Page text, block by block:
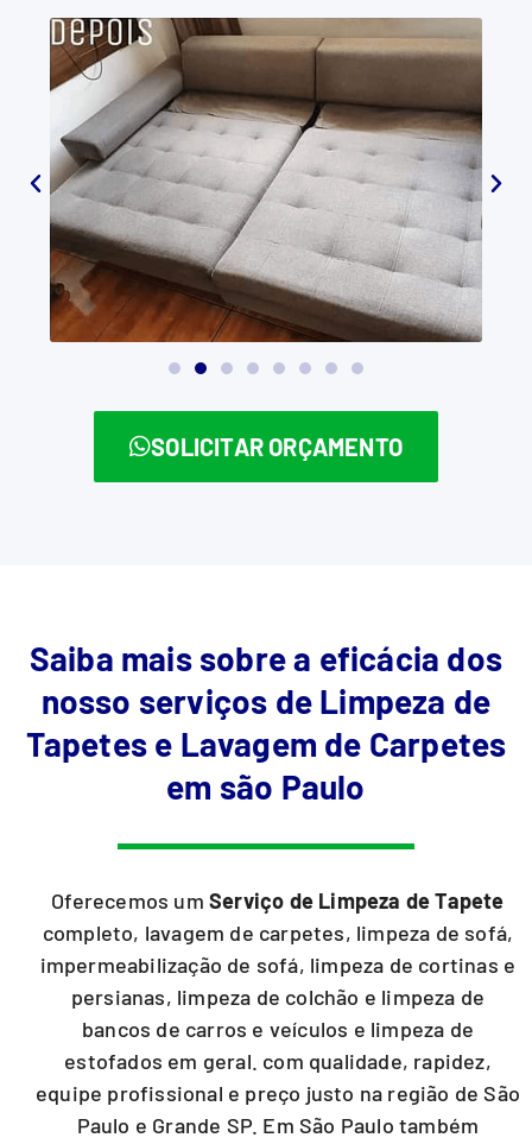
SOLICITAR ORÇAMENTO
Saiba mais sobre a eficácia dos
nosso serviços de Limpeza de
Tapetes e Lavagem de Carpetes
em são Paulo
Oferecemos umServiço de Limpeza de Tapete
completo, lavagem de carpetes, limpeza de sofá,
impermeabilização de sofá, limpeza de cortinas e
persianas, limpeza de colchão e limpeza de
bancos de carros e veículos e limpeza de
estofados em geral. com qualidade, rapidez,
equipe profissional e preço justo na região de São
Paulo e Grande SP. Em São Paulo também